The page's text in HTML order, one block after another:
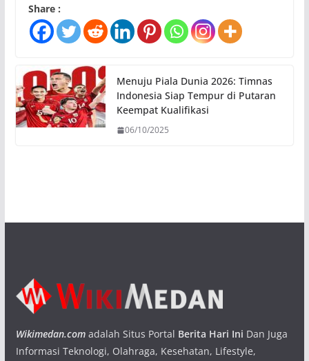
Share :
Menuju Piala Dunia 2026: Timnas
Indonesia Siap Tempur di Putaran
Keempat Kualifikasi
06/10/2025
Wikimedan.comadalah Situs Portal Berita Hari Ini Dan Juga
Informasi Teknologi, Olahraga, Kesehatan, Lifestyle,